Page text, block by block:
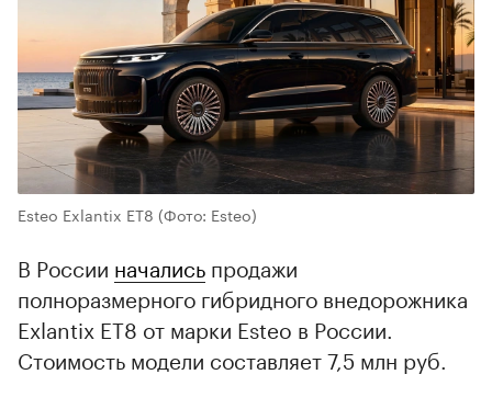
Esteo Exlantix ET8 (Фото: Esteo)
В России начались продажи
полноразмерного гибридного внедорожника
Exlantix ET8 от марки Esteo в России.
Стоимость модели составляет 7,5 млн руб.